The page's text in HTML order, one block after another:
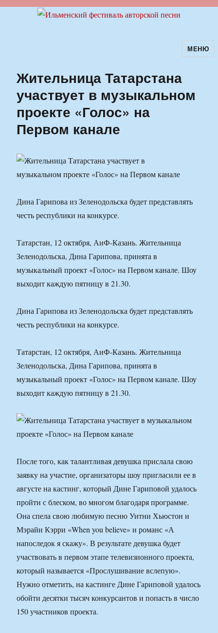
Ильменский фестиваль авторскойМЕНЮ
Жительница Татарстана
участвует в музыкальном
проекте «Голос» на
Первом канале
Дина Гарипова из Зеленодольска будет представлять
честь республики на конкурсе.
Татарстан, 12 октября, АиФ-Казань. Жительница
Зеленодольска, Дина Гарипова, принята в
музыкальный проект «Голос» на Первом канале. Шоу
выходит каждую пятницу в 21.30.
Дина Гарипова из Зеленодольска будет представлять
честь республики на конкурсе.
Татарстан, 12 октября, АиФ-Казань. Жительница
Зеленодольска, Дина Гарипова, принята в
музыкальный проект «Голос» на Первом канале. Шоу
выходит каждую пятницу в 21.30.
После того, как талантливая девушка прислала свою
заявку на участие, организаторы шоу пригласили ее в
августе на кастинг, который Дине Гариповой удалось
пройти с блеском, во многом благодаря программе.
Она спела свою любимую песню Уитни Хьюстон и
Мэрайи Кэрри «When you believe» и романс «А
напоследок я скажу». В результате девушка будет
участвовать в первом этапе телевизионного проекта,
который называется «Прослушивание вслепую».
Нужно отметить, на кастинге Дине Гариповой удалось
обойти десятки тысяч конкурсантов и попасть в число
150 участников проекта.